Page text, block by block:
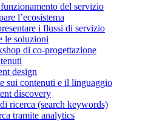
del servizio
l’ecosistema
i flussi di servizio
le soluzioni
di co-progettazione
design
sui contenuti e il linguaggio
discovery
ricerca (search keywords)
tramite analytics